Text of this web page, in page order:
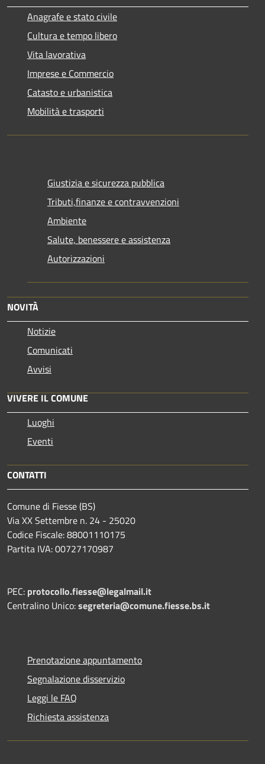
Anagrafe e stato civile
Cultura e tempo libero
Vita lavorativa
Imprese e Commercio
Catasto e urbanistica
Mobilità e trasporti
Giustizia e sicurezza pubblica
Tributi,finanze e contravvenzioni
Ambiente
Salute, benessere e assistenza
Autorizzazioni
NOVITÀ
Notizie
Comunicati
Avvisi
VIVERE IL COMUNE
Luoghi
Eventi
CONTATTI
Comune di Fiesse (BS)
Via XX Settembre n. 24 - 25020
Codice Fiscale: 88001110175
Partita IVA: 00727170987
PEC: protocollo.fiesse@legalmail.it
Centralino Unico:segreteria@comune.fiesse.bs.it
Prenotazione appuntamento
Segnalazione disservizio
Leggi le FAQ
Richiesta assistenza